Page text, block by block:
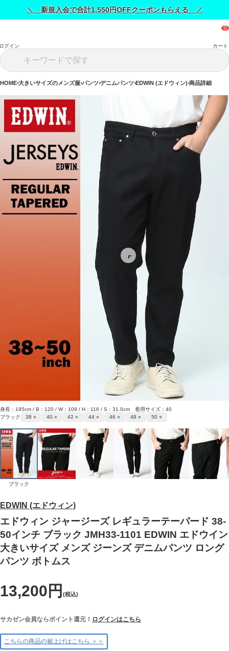
＼ 新規入会で合計1,550円OFFクーポンもらえる ／
グイン カート
HOME 大きいサイズのメンズ服 パンツ デニムパンツ EDWIN (エドウィン) 商品詳細
EDWIN (エドウィン)
エドウィン ジャージーズ レギュラーテーパード 38-
50インチ ブラック JMH33-1101 EDWIN エドウイン
大きいサイズ メンズ ジーンズ デニムパンツ ロング
パンツ ボトムス
13,200円 (税込)
サカゼン会員ならポイント還元！ ログインはこちら
こちらの商品の裾上げはこちら ＞＞
身長：195cm / B：120 / W：109 / H：116 / S：31.0cm 着用サイズ：40
ブラック
38 ○ 40 ○ 42 ○ 44 ○ 46 ○ 48 ○ 50 ○
ブラック